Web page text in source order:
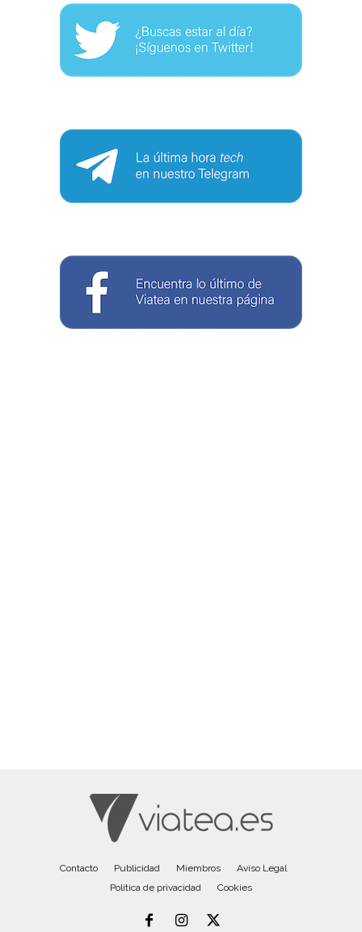
Contacto Publicidad Miembros
Aviso Legal
Política de privacidad
Cookies